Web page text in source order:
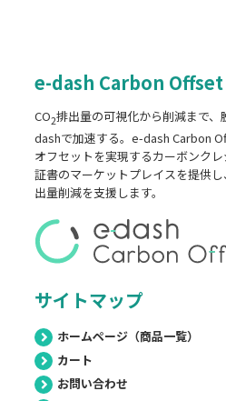
e-dash Carbon Offset
CO2排出量の可視化から削減まで、
dashで加速する。e-dash Carbon
オフセットを実現するカーボンク
証書のマーケットプレイスを提供
出量削減を支援します。
サイトマップ
ホームページ（商品一覧）
カート
お問い合わせ